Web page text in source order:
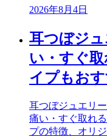
2026年8月4日
耳つぼジ
い・すぐ
イプもお
耳つぼジュエリ
痛い・すぐ取れ
プの特徴、オリ